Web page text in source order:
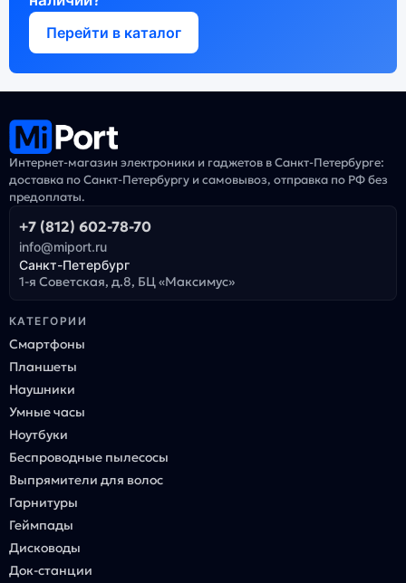
Перейти в каталог
Интернет-магазин электроники и гаджетов в Санкт-Петербурге:
доставка по Санкт-Петербургу и самовывоз, отправка по РФ без
предоплаты.
+7 (812) 602-78-70
info@miport.ru
Санкт-Петербург
1-я Советская, д.8, БЦ «Максимус»
КАТЕГОРИИ
Смартфоны
Планшеты
Наушники
Умные часы
Ноутбуки
Беспроводные пылесосы
Выпрямители для волос
Гарнитуры
Геймпады
Дисководы
Док-станции